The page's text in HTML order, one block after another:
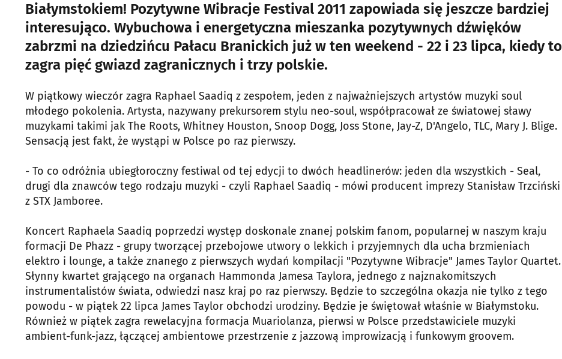
Białymstokiem! Pozytywne Wibracje Festival 2011 zapowiada się jeszcze bardziej
interesująco. Wybuchowa i energetyczna mieszanka pozytywnych dźwięków
zabrzmi na dziedzińcu Pałacu Branickich już w ten weekend - 22 i 23 lipca, kiedy to
zagra pięć gwiazd zagranicznych i trzy polskie.
W piątkowy wieczór zagra Raphael Saadiq z zespołem, jeden z najważniejszych artystów muzyki soul
młodego pokolenia. Artysta, nazywany prekursorem stylu neo-soul, współpracował ze światowej sławy
muzykami takimi jak The Roots, Whitney Houston, Snoop Dogg, Joss Stone, Jay-Z, D'Angelo, TLC, Mary J. Blige.
Sensacją jest fakt, że wystąpi w Polsce po raz pierwszy.
- To co odróżnia ubiegłoroczny festiwal od tej edycji to dwóch headlinerów: jeden dla wszystkich - Seal,
drugi dla znawców tego rodzaju muzyki - czyli Raphael Saadiq - mówi producent imprezy Stanisław Trzciński
z STX Jamboree.
Koncert Raphaela Saadiq poprzedzi występ doskonale znanej polskim fanom, popularnej w naszym kraju
formacji De Phazz - grupy tworzącej przebojowe utwory o lekkich i przyjemnych dla ucha brzmieniach
elektro i lounge, a także znanego z pierwszych wydań kompilacji "Pozytywne Wibracje" James Taylor Quartet.
Słynny kwartet grającego na organach Hammonda Jamesa Taylora, jednego z najznakomitszych
instrumentalistów świata, odwiedzi nasz kraj po raz pierwszy. Będzie to szczególna okazja nie tylko z tego
powodu - w piątek 22 lipca James Taylor obchodzi urodziny. Będzie je świętował właśnie w Białymstoku.
Również w piątek zagra rewelacyjna formacja Muariolanza, pierwsi w Polsce przedstawiciele muzyki
ambient-funk-jazz, łączącej ambientowe przestrzenie z jazzową improwizacją i funkowym groovem.